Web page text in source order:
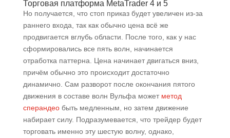
Торговая платформа MetaTrader 4 и 5
Но получается, что стоп приказ будет увеличен из-за
раннего входа, так как обычно цена всё же
продвигается вглубь области. После того, как у нас
сформировались все пять волн, начинается
отработка паттерна. Цена начинает двигаться вниз,
причём обычно это происходит достаточно
динамично. Сам разворот после окончания пятого
движения в составе волн Вульфа может метод
сперандеобыть медленным, но затем движение
набирает силу. Подразумевается, что трейдер будет
торговать именно эту шестую волну, однако,